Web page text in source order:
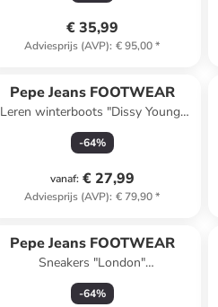
€ 35,99
Adviesprijs (AVP): € 95,00*
Pepe Jeans FOOTWEAR
Leren winterboots "Dissy Young"
lichtbruin
-64%
vanaf: € 27,99
Adviesprijs (AVP): € 79,90*
Pepe Jeans FOOTWEAR
Sneakers "London"
donkerblauw/blauw
-64%